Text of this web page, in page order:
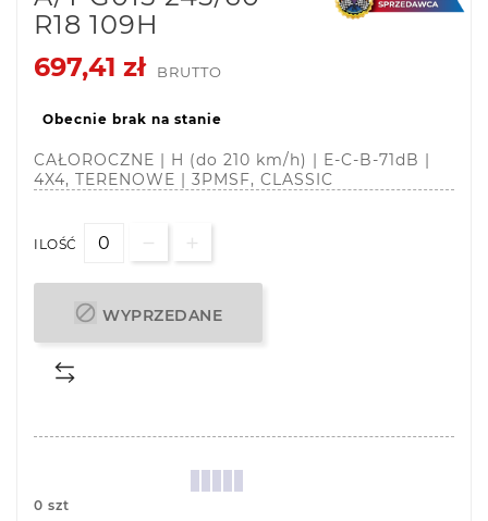
R18 109H
697,41 zł
BRUTTO
Obecnie brak na stanie
CAŁOROCZNE | H (do 210 km/h) | E-C-B-71dB |
4X4, TERENOWE | 3PMSF, CLASSIC
ILOŚĆ
 WYPRZEDANE
0 szt